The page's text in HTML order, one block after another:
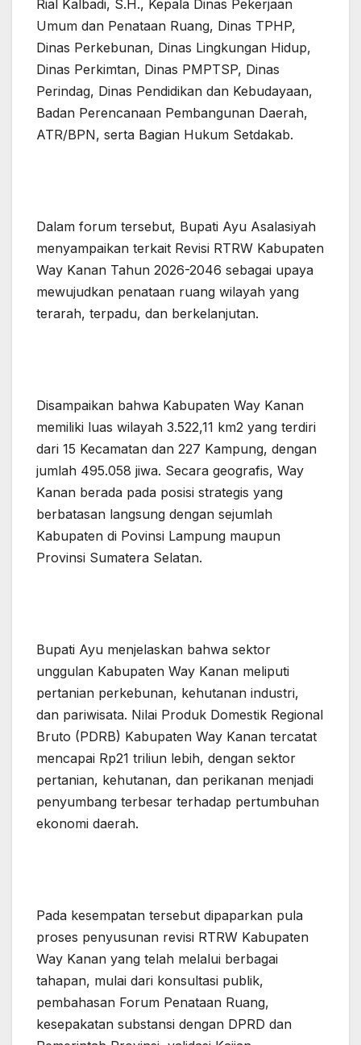
Rial Kalbadi, S.H., Kepala Dinas Pekerjaan
Umum dan Penataan Ruang, Dinas TPHP,
Dinas Perkebunan, Dinas Lingkungan Hidup,
Dinas Perkimtan, Dinas PMPTSP, Dinas
Perindag, Dinas Pendidikan dan Kebudayaan,
Badan Perencanaan Pembangunan Daerah,
ATR/BPN, serta Bagian Hukum Setdakab.
Dalam forum tersebut, Bupati Ayu Asalasiyah
menyampaikan terkait Revisi RTRW Kabupaten
Way Kanan Tahun 2026-2046 sebagai upaya
mewujudkan penataan ruang wilayah yang
terarah, terpadu, dan berkelanjutan.
Disampaikan bahwa Kabupaten Way Kanan
memiliki luas wilayah 3.522,11 km2 yang terdiri
dari 15 Kecamatan dan 227 Kampung, dengan
jumlah 495.058 jiwa. Secara geografis, Way
Kanan berada pada posisi strategis yang
berbatasan langsung dengan sejumlah
Kabupaten di Povinsi Lampung maupun
Provinsi Sumatera Selatan.
Bupati Ayu menjelaskan bahwa sektor
unggulan Kabupaten Way Kanan meliputi
pertanian perkebunan, kehutanan industri,
dan pariwisata. Nilai Produk Domestik Regional
Bruto (PDRB) Kabupaten Way Kanan tercatat
mencapai Rp21 triliun lebih, dengan sektor
pertanian, kehutanan, dan perikanan menjadi
penyumbang terbesar terhadap pertumbuhan
ekonomi daerah.
Pada kesempatan tersebut dipaparkan pula
proses penyusunan revisi RTRW Kabupaten
Way Kanan yang telah melalui berbagai
tahapan, mulai dari konsultasi publik,
pembahasan Forum Penataan Ruang,
kesepakatan substansi dengan DPRD dan